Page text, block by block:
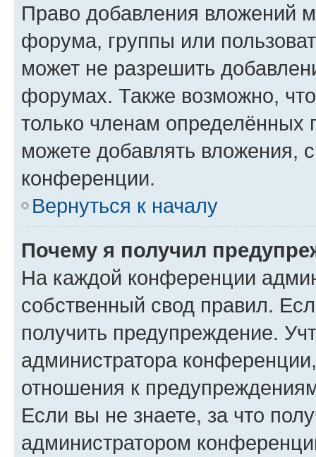
Право добавления вложений
форума, группы или
может не разрешить
форумах. Также возможно,
только членам определённых
можете добавлять вложения,
конференции.
Вернуться к началу
Почему я получил
На каждой конференции
собственный свод правил.
получить предупреждение.
администратора
отношения к
Если вы не знаете, за что
администратором